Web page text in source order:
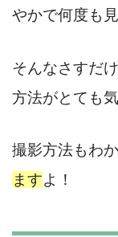
やかで何度も
そんなさすだ
方法がとても
撮影方法もわ
ますよ！